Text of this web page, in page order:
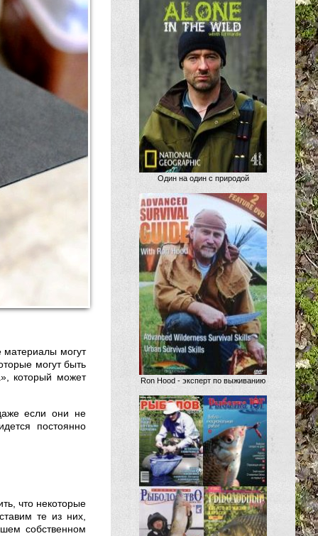
материалы могут
могут быть
который может
если они не
постоянно
что некоторые
те из них,
собственном
Один на один с природой
Ron Hood - эксперт по выживанию